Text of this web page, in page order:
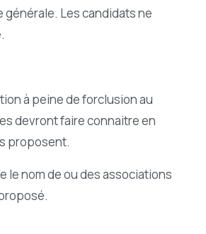
générale. Les candidats ne
à peine de forclusion au
devront faire connaitre en
proposent.
le nom de ou des associations